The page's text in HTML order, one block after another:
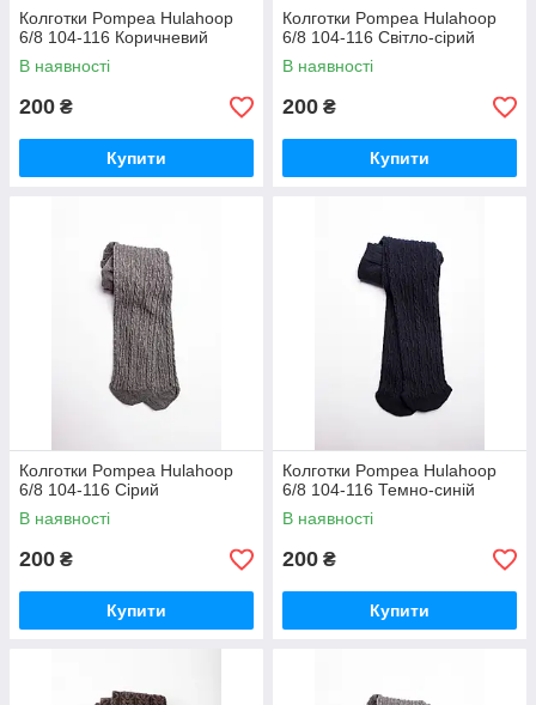
Колготки Pompea Hulahoop
6/8 104-116 Коричневий
В наявності
200 ₴
Купити
Колготки Pompea Hulahoop
6/8 104-116 Світло-сірий
В наявності
200 ₴
Купити
Колготки Pompea Hulahoop
6/8 104-116 Сірий
В наявності
200 ₴
Купити
Колготки Pompea Hulahoop
6/8 104-116 Темно-синій
В наявності
200 ₴
Купити